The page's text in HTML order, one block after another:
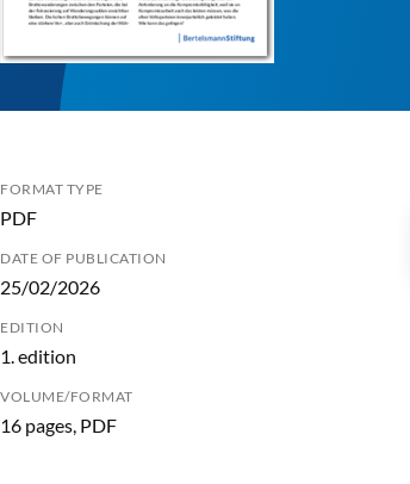
FORMAT TYPE
PDF
DATE OF PUBLICATION
25/02/2026
EDITION
1. edition
VOLUME/FORMAT
16 pages, PDF